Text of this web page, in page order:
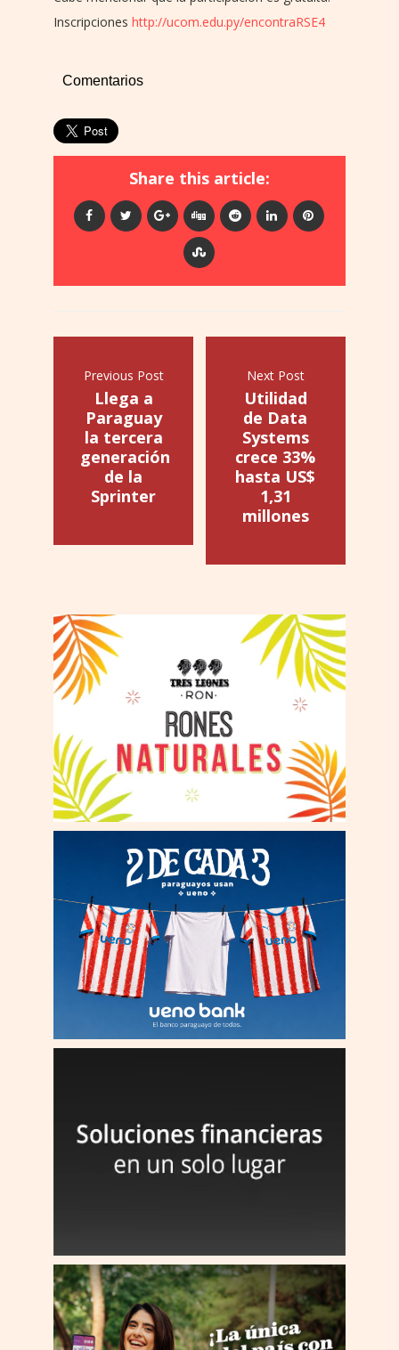
Inscripciones http://ucom.edu.py/encontraRSE4
Comentarios
Share this article:
Previous Post
Llega a
Paraguay
la tercera
generación
de la
Sprinter
Next Post
Utilidad
de Data
Systems
crece 33%
hasta US$
1,31
millones